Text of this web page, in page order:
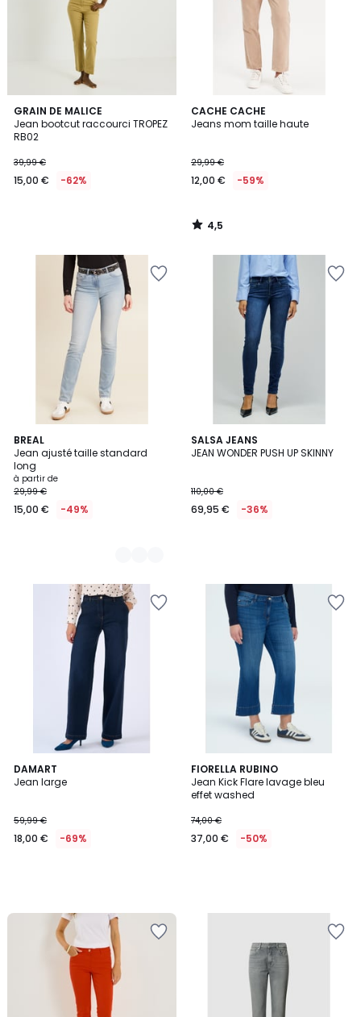
GRAIN DE MALICE
Jean bootcut raccourci TROPEZ
RB02
39,99 €
15,00 € -62%
CACHE CACHE
Jeans mom taille haute
29,99 €
12,00 € -59%
4,5
/ 5
4,5
/
BREAL
Jean ajusté taille standard
long
à partir de
29,99 €
15,00 € -49%
2
Couleurs
SALSA JEANS
JEAN WONDER PUSH UP SKINNY
110,00 €
69,95 € -36%
DAMART
Jean large
59,99 €
18,00 € -69%
FIORELLA RUBINO
Jean Kick Flare lavage bleu
effet washed
74,00 €
37,00 € -50%